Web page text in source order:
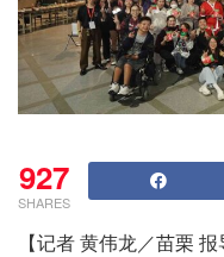
927
SHARES
【记者 黄伟龙／苗栗